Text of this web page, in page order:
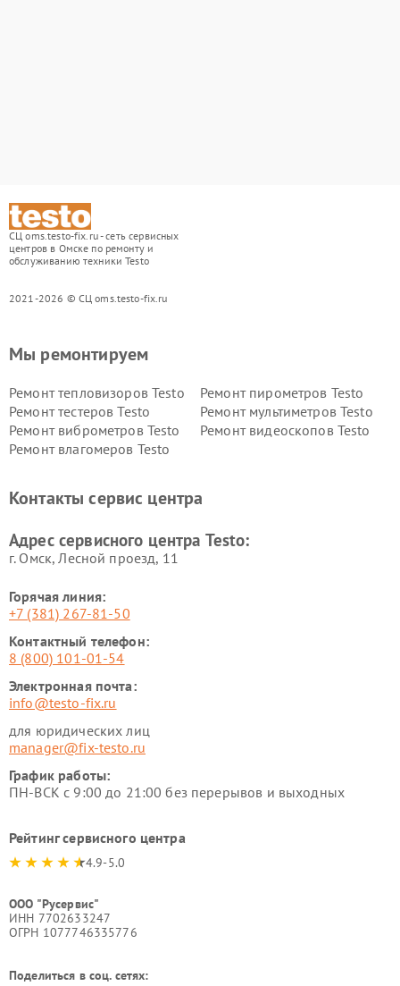
СЦ oms.testo-fix.ru - сеть сервисных
центров в Омске по ремонту и
обслуживанию техники Testo
2021-2026 © СЦ oms.testo-fix.ru
Мы ремонтируем
Ремонт тепловизоров Testo
Ремонт пирометров Testo
Ремонт тестеров Testo
Ремонт мультиметров Testo
Ремонт виброметров Testo
Ремонт видеоскопов Testo
Ремонт влагомеров Testo
Контакты сервис центра
Адрес сервисного центра Testo:
г. Омск, ​Лесной проезд, 11
Горячая линия:
+7 (381) 267-81-50
Контактный телефон:
8 (800) 101-01-54
Электронная почта:
info@testo-fix.ru
для юридических лиц
manager@fix-testo.ru
График работы:
ПН-ВСК с 9:00 до 21:00 без перерывов и выходных
Рейтинг сервисного центра
4.9-5.0
ООО "Русервис"
ИНН 7702633247
ОГРН 1077746335776
Поделиться в соц. сетях: